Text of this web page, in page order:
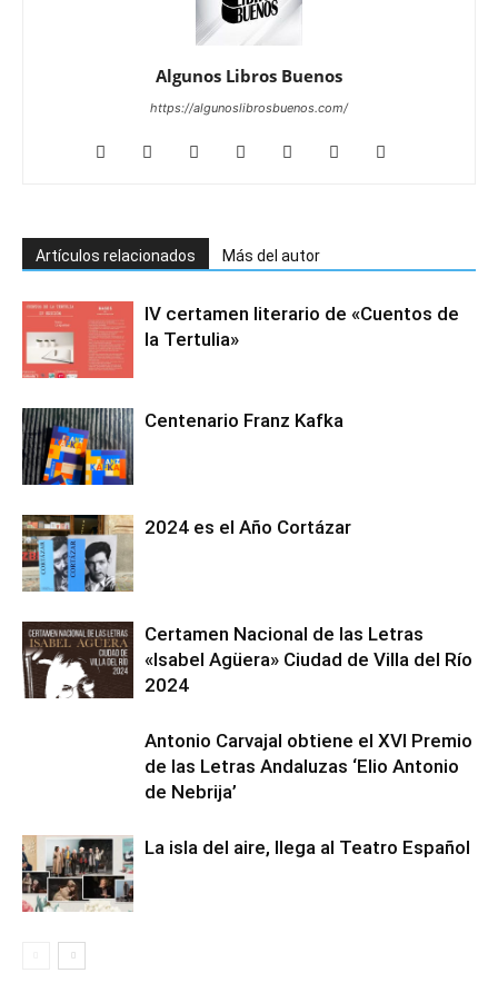
Algunos Libros Buenos
https://algunoslibrosbuenos.com/
Artículos relacionados Más del autor
IV certamen literario de «Cuentos de
la Tertulia»
Centenario Franz Kafka
2024 es el Año Cortázar
Certamen Nacional de las Letras
«Isabel Agüera» Ciudad de Villa del Río
2024
Antonio Carvajal obtiene el XVI Premio
de las Letras Andaluzas ‘Elio Antonio
de Nebrija’
La isla del aire, llega al Teatro Español